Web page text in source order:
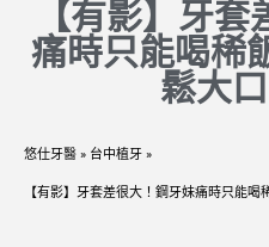
【有影】牙
痛時只能喝稀
鬆大
悠仕牙醫 » 台中植牙 »
【有影】牙套差很大！鋼牙妹痛時只能